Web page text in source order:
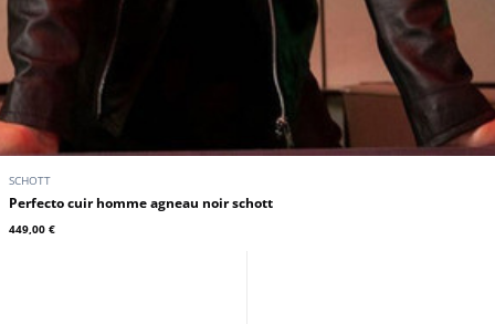
SCHOTT
Perfecto cuir homme agneau noir schott
449,00 €